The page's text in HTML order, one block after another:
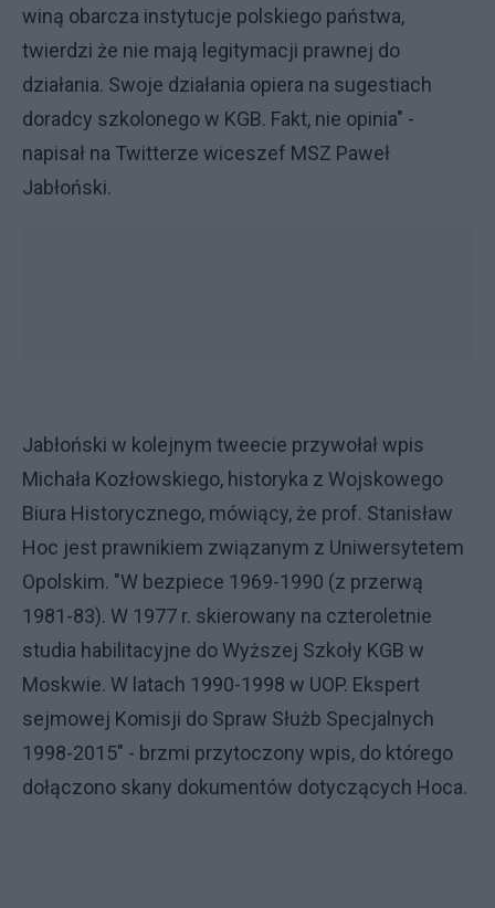
winą obarcza instytucje polskiego państwa,
twierdzi że nie mają legitymacji prawnej do
działania. Swoje działania opiera na sugestiach
doradcy szkolonego w KGB. Fakt, nie opinia" -
napisał na Twitterze wiceszef MSZ Paweł
Jabłoński.
Jabłoński w kolejnym tweecie przywołał wpis
Michała Kozłowskiego, historyka z Wojskowego
Biura Historycznego, mówiący, że prof. Stanisław
Hoc jest prawnikiem związanym z Uniwersytetem
Opolskim. "W bezpiece 1969-1990 (z przerwą
1981-83). W 1977 r. skierowany na czteroletnie
studia habilitacyjne do Wyższej Szkoły KGB w
Moskwie. W latach 1990-1998 w UOP. Ekspert
sejmowej Komisji do Spraw Służb Specjalnych
1998-2015" - brzmi przytoczony wpis, do którego
dołączono skany dokumentów dotyczących Hoca.